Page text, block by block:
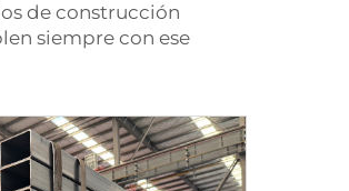
de construcción
siempre con ese